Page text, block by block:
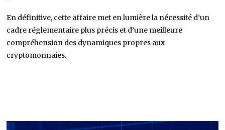
En définitive, cette affaire met en lumière la nécessité d’un
cadre réglementaire plus précis et d’une meilleure
compréhension des dynamiques propres aux
cryptomonnaies.